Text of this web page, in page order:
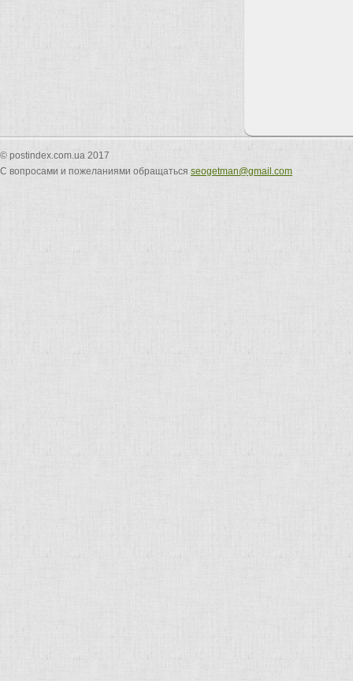
© postindex.com.ua 2017
С вопросами и пожеланиями обращаться seogetman@gmail.com